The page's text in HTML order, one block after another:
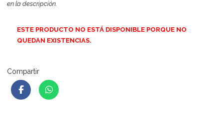
en la descripción.
ESTE PRODUCTO NO ESTÁ DISPONIBLE PORQUE NO
QUEDAN EXISTENCIAS.
Compartir